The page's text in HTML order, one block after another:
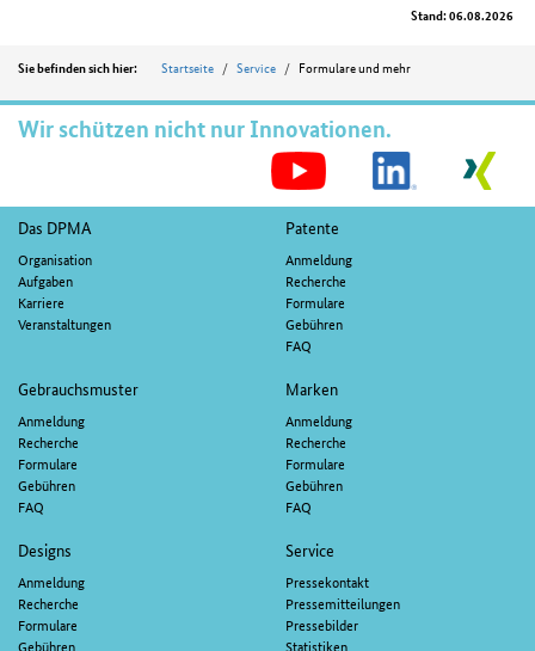
Stand: 06.08.2026
Position
Sie befinden sich hier: Startseite Service Formulare und mehr
Wir schützen nicht nur Innovationen.
Fußnavigation
Das DPMA
Organisation
Aufgaben
Karriere
Veranstaltungen
Patente
Anmeldung
Recherche
Formulare
Gebühren
FAQ
Gebrauchsmuster
Anmeldung
Recherche
Formulare
Gebühren
FAQ
Marken
Anmeldung
Recherche
Formulare
Gebühren
FAQ
Designs
Anmeldung
Recherche
Formulare
Gebühren
Service
Pressekontakt
Pressemitteilungen
Pressebilder
Statistiken